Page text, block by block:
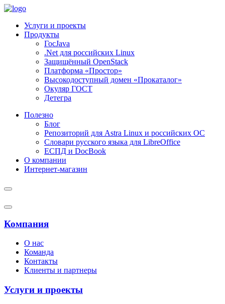
Услуги и проекты
Продукты
ГосJava
.Net для российских Linux
Защищённый OpenStack
Платформа «Простор»
Высокодоступный домен «Прокаталог»
Окуляр ГОСТ
Детегра
Полезно
Блог
Репозиторий для Astra Linux и российских ОС
Словари русского языка для LibreOffice
ЕСПД и DocBook
О компании
Интернет-магазин
Компания
О нас
Команда
Контакты
Клиенты и партнеры
Услуги и проекты